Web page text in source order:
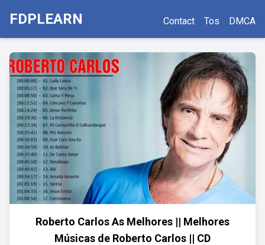
FDPLEARN Contact Tos DMCA
Roberto Carlos As Melhores || Melhores
Músicas de Roberto Carlos || CD